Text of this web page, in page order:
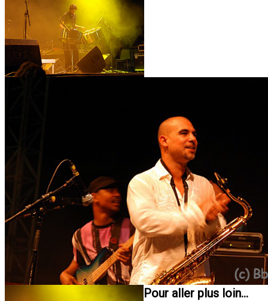
Pour aller plus loin...